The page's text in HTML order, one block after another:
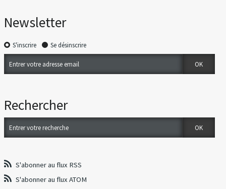
Newsletter
S'inscrire Se désinscrire
Rechercher
S'abonner au flux RSS
S'abonner au flux ATOM